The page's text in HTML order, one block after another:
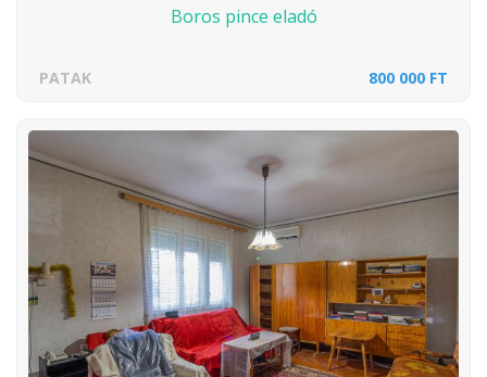
Boros pince eladó
PATAK 800 000 FT